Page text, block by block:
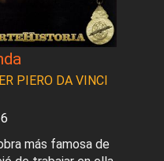
PIERO DA VINCI
más famosa de